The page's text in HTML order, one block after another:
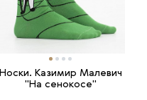
Носки. Казимир Малевич
"На сенокосе"